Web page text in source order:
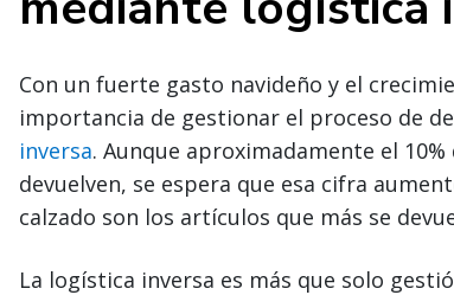
Con un fuerte gasto navideño y el
importancia de gestionar el proceso de
inversa. Aunque aproximadamente el
devuelven, se espera que esa cifra
calzado son los artículos que más se
La logística inversa es más que solo